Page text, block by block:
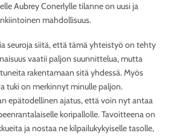
Aubrey Conerlylle tilanne on uusi ja
mahdollisuus.
seuroja siitä, että tämä yhteistyö on tehty
vaatii paljon suunnittelua, mutta
rakentamaan sitä yhdessä. Myös
tuki on merkinnyt minulle paljon.
epätodellinen ajatus, että voin nyt antaa
koripallolle. Tavoitteena on
ja nostaa ne kilpailukykyiselle tasolle,